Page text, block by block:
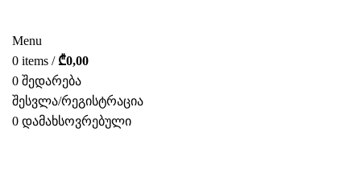
Menu
0 items / ₾0,00
0 შედარება
შესვლა/რეგისტრაცია
0 დამახსოვრებული